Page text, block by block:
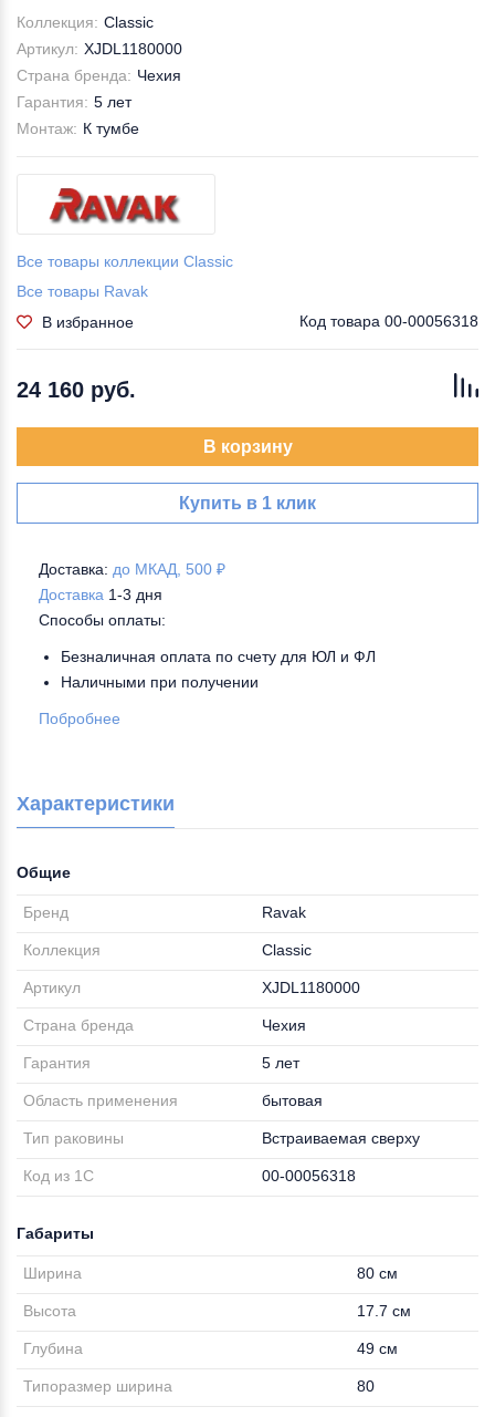
Коллекция: Classic
Артикул: XJDL1180000
Страна бренда: Чехия
Гарантия: 5 лет
Монтаж: К тумбе
Все товары коллекции Classic
Все товары Ravak
В избранное
Код товара 00-00056318
24 160 руб.
В корзину
Купить в 1 клик
Доставка: до МКАД, 500 ₽
Доставка 1-3 дня
Способы оплаты:
Безналичная оплата по счету для ЮЛ и ФЛ
Наличными при получении
Побробнее
Характеристики
Общие
Бренд Ravak
Коллекция Classic
Артикул XJDL1180000
Страна бренда Чехия
Гарантия 5 лет
Область применения бытовая
Тип раковины Встраиваемая сверху
Код из 1С 00-00056318
Габариты
Ширина 80 см
Высота 17.7 см
Глубина 49 см
Типоразмер ширина 80